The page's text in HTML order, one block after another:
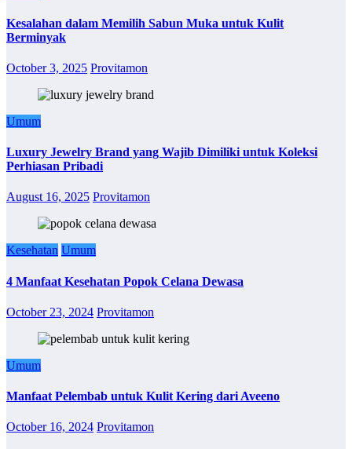
Kesalahan dalam Memilih Sabun Muka untuk Kulit
Berminyak
October 3, 2025 Provitamon
Umum
Luxury Jewelry Brand yang Wajib Dimiliki untuk Koleksi
Perhiasan Pribadi
August 16, 2025 Provitamon
Kesehatan Umum
4 Manfaat Kesehatan Popok Celana Dewasa
October 23, 2024 Provitamon
Umum
Manfaat Pelembab untuk Kulit Kering dari Aveeno
October 16, 2024 Provitamon